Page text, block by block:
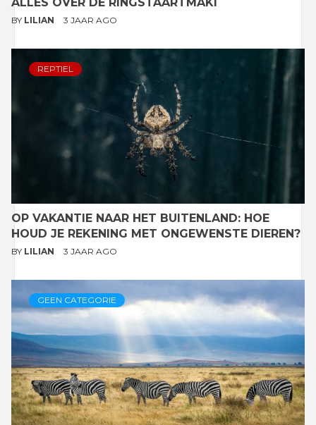
BY LILIAN 3 JAAR AGO
REPTIEL
OP VAKANTIE NAAR HET BUITENLAND: HOE
HOUD JE REKENING MET ONGEWENSTE DIEREN?
BY LILIAN 3 JAAR AGO
GEEN CATEGORIE